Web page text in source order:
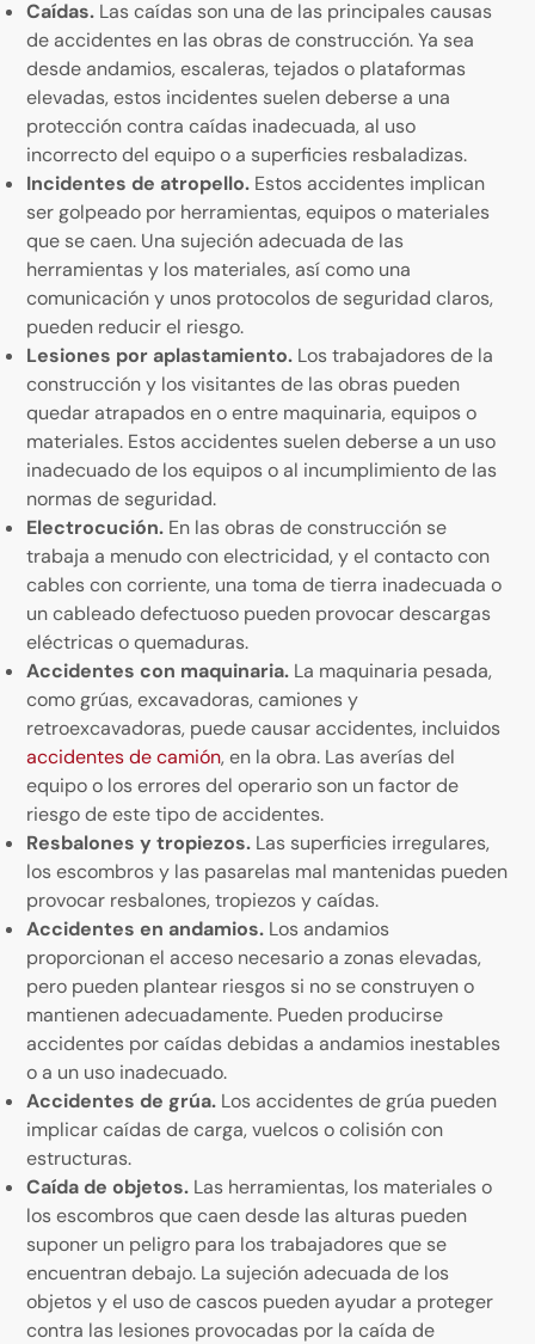
Caídas. Las caídas son una de las principales causas
de accidentes en las obras de construcción. Ya sea
desde andamios, escaleras, tejados o plataformas
elevadas, estos incidentes suelen deberse a una
protección contra caídas inadecuada, al uso
incorrecto del equipo o a superficies resbaladizas.
Incidentes de atropello. Estos accidentes implican
ser golpeado por herramientas, equipos o materiales
que se caen. Una sujeción adecuada de las
herramientas y los materiales, así como una
comunicación y unos protocolos de seguridad claros,
pueden reducir el riesgo.
Lesiones por aplastamiento. Los trabajadores de la
construcción y los visitantes de las obras pueden
quedar atrapados en o entre maquinaria, equipos o
materiales. Estos accidentes suelen deberse a un uso
inadecuado de los equipos o al incumplimiento de las
normas de seguridad.
Electrocución. En las obras de construcción se
trabaja a menudo con electricidad, y el contacto con
cables con corriente, una toma de tierra inadecuada o
un cableado defectuoso pueden provocar descargas
eléctricas o quemaduras.
Accidentes con maquinaria. La maquinaria pesada,
como grúas, excavadoras, camiones y
retroexcavadoras, puede causar accidentes, incluidos
accidentes de camión, en la obra. Las averías del
equipo o los errores del operario son un factor de
riesgo de este tipo de accidentes.
Resbalones y tropiezos. Las superficies irregulares,
los escombros y las pasarelas mal mantenidas pueden
provocar resbalones, tropiezos y caídas.
Accidentes en andamios. Los andamios
proporcionan el acceso necesario a zonas elevadas,
pero pueden plantear riesgos si no se construyen o
mantienen adecuadamente. Pueden producirse
accidentes por caídas debidas a andamios inestables
o a un uso inadecuado.
Accidentes de grúa. Los accidentes de grúa pueden
implicar caídas de carga, vuelcos o colisión con
estructuras.
Caída de objetos. Las herramientas, los materiales o
los escombros que caen desde las alturas pueden
suponer un peligro para los trabajadores que se
encuentran debajo. La sujeción adecuada de los
objetos y el uso de cascos pueden ayudar a proteger
contra las lesiones provocadas por la caída de